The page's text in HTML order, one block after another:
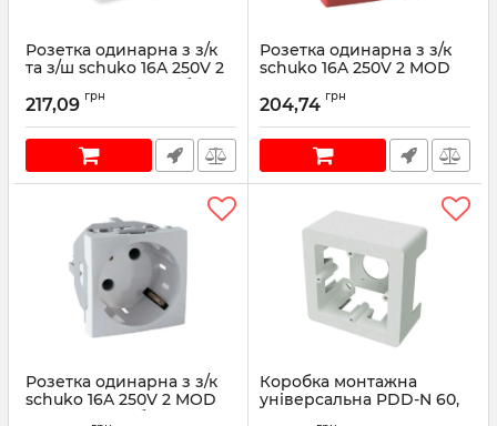
Розетка одинарна з з/к
та з/ш schuko 16A 250V 2
MOD під кутом 45° білий
Артикул: 45132SBR
217,09 грн
Розетка одинарна з з/к
schuko 16A 250V 2 MOD
Артикул: 45131SVM
204,74 грн
Розетка одинарна з з/к
schuko 16A 250V 2 MOD
під кутом 45° білий
Коробка монтажна
універсальна PDD-N 60,